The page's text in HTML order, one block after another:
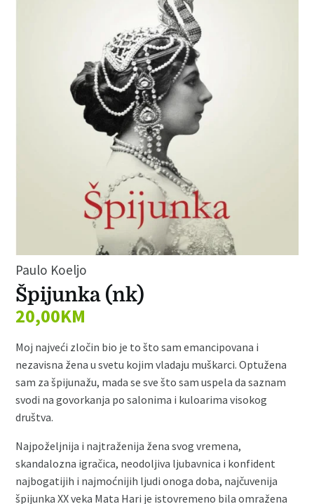
Paulo Koeljo
Špijunka (nk)
20,00KM
Moj najveći zločin bio je to što sam emancipovana i
nezavisna žena u svetu kojim vladaju muškarci. Optužena
sam za špijunažu, mada se sve što sam uspela da saznam
svodi na govorkanja po salonima i kuloarima visokog
društva.
Najpoželjnija i najtraženija žena svog vremena,
skandalozna igračica, neodoljiva ljubavnica i konfident
najbogatijih i najmoćnijih ljudi onoga doba, najčuvenija
špijunka XX veka Mata Hari je istovremeno bila omražena